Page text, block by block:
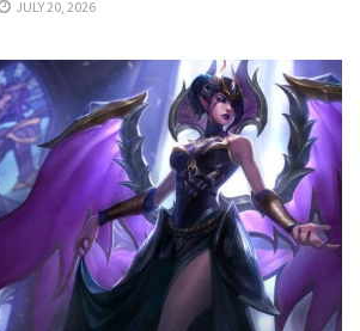
JULY 20, 2026